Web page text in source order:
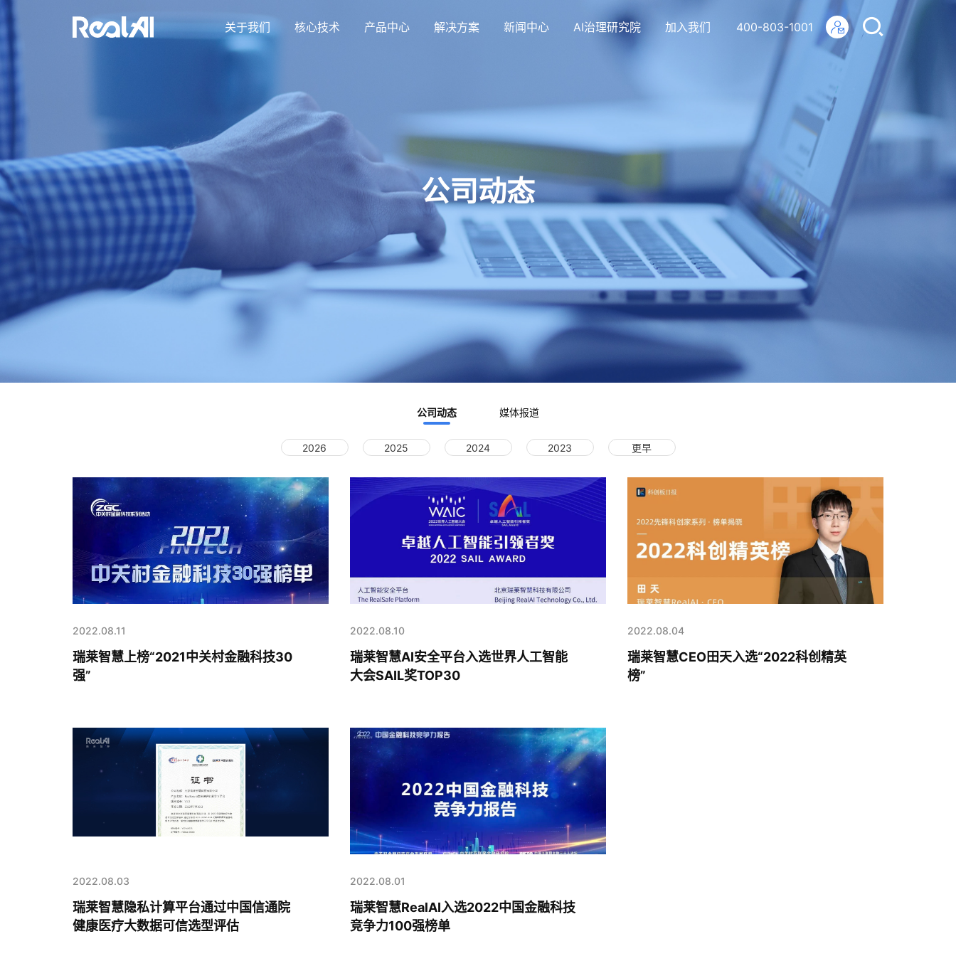
关于我们 核心技术 产品中心 解决方案 新闻中心 AI治理研究院 加入我们 400-803-1001
公司动态
公司动态 媒体报道
2026 2025 2024 2023 更早
2022.08.11
瑞莱智慧上榜“2021中关村金融科技30
强”
2022.08.10
瑞莱智慧AI安全平台入选世界人工智能
大会SAIL奖TOP30
2022.08.04
瑞莱智慧CEO田天入选“2022科创精英
榜”
2022.08.03
瑞莱智慧隐私计算平台通过中国信通院
健康医疗大数据可信选型评估
2022.08.01
瑞莱智慧RealAI入选2022中国金融科技
竞争力100强榜单